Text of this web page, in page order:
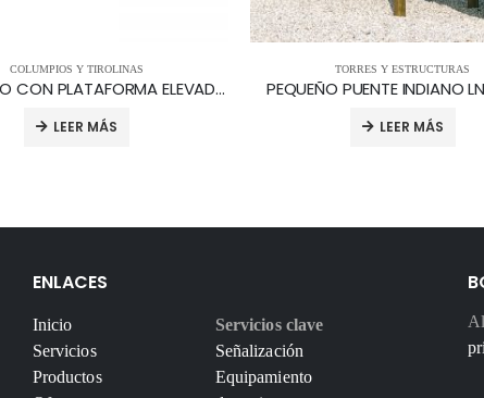
COLUMPIOS Y TIROLINAS
TELEFÉRICO CON PLATAFORMA ELEVADA F/7130.R98
LEER MÁS
TORRES Y ESTRUCTURAS
PEQUEÑO PUENTE INDIANO
LEER MÁS
ENLACES
Inicio
Servicios
Productos
Servicios clave
Señalización
Equipamiento